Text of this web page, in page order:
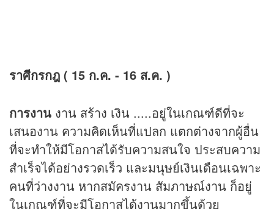
ราศีกรกฎ ( 15 ก.ค. - 16 ส.ค. )
การงาน งาน สร้าง เงิน .....อยู่ในเกณฑ์ดีที่จะ
เสนองาน ความคิดเห็นที่แปลก แตกต่างจากผู้อื่น
ที่จะทำให้มีโอกาสได้รับความสนใจ ประสบความ
สำเร็จได้อย่างรวดเร็ว และมนุษย์เงินเดือนเฉพาะ
คนที่ว่างงาน หากสมัครงาน สัมภาษณ์งาน ก็อยู่
ในเกณฑ์ที่จะมีโอกาสได้งานมากขึ้นด้วย